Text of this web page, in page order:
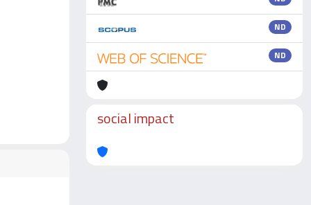
ND
ND
social impact